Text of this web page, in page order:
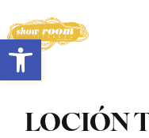
Abrir barra de herramientas
LOCIÓN